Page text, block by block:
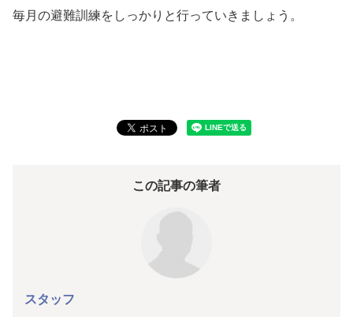
毎月の避難訓練をしっかりと行っていきましょう。
この記事の筆者
スタッフ